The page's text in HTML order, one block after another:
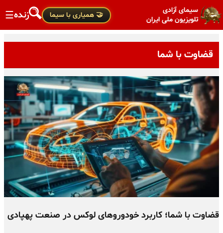
سیمای آزادی
تلویزیون ملی ایران
🤝 همیاری با سیما زنده☰
قضاوت با شما
قضاوت با شما؛ کاربرد خودوروهای لوکس در صنعت پهپادی